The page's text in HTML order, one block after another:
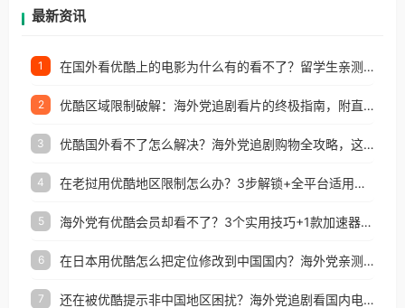
最新资讯
1 在国外看优酷上的电影为什么有的看不了？留学生亲测有效的回国加速方案
2 优酷区域限制破解：海外党追剧看片的终极指南，附直播欧冠+1905电影网解决方案
3 优酷国外看不了怎么解决？海外党追剧购物全攻略，这招亲测有效！
4 在老挝用优酷地区限制怎么办？3步解锁+全平台适用的回国加速器指南
5 海外党有优酷会员却看不了？3个实用技巧+1款加速器解决追剧&金融APP难题
6 在日本用优酷怎么把定位修改到中国国内？海外党亲测有效的回国加速指南
7 还在被优酷提示非中国地区困扰？海外党追剧看国内电影的正确打开方式